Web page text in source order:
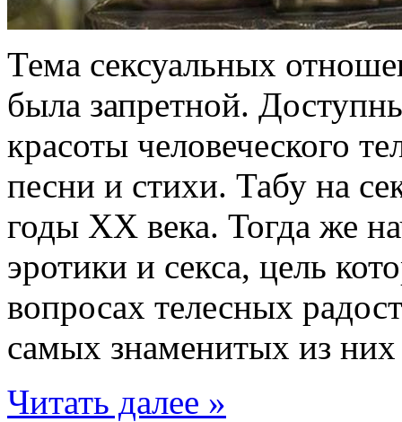
Тема сексуальных
была запретной.
красоты человеческого
песни и стихи. Табу на
годы XX века. Тогда же
эротики и секса, цель
вопросах телесных
самых знаменитых из
Читать далее »